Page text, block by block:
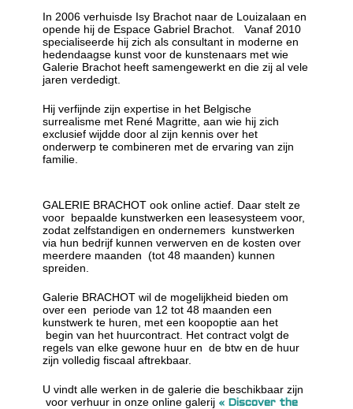
In 2006 verhuisde Isy Brachot naar de Louizalaan en
opende hij de Espace Gabriel Brachot. Vanaf 2010
specialiseerde hij zich als consultant in moderne en
hedendaagse kunst voor de kunstenaars met wie
Galerie Brachot heeft samengewerkt en die zij al vele
jaren verdedigt.
Hij verfijnde zijn expertise in het Belgische
surrealisme met René Magritte, aan wie hij zich
exclusief wijdde door al zijn kennis over het
onderwerp te combineren met de ervaring van zijn
familie.
GALERIE BRACHOT ook online actief. Daar stelt ze
voor bepaalde kunstwerken een leasesysteem voor,
zodat zelfstandigen en ondernemers kunstwerken
via hun bedrijf kunnen verwerven en de kosten over
meerdere maanden (tot 48 maanden) kunnen
spreiden.
Galerie BRACHOT wil de mogelijkheid bieden om
over een periode van 12 tot 48 maanden een
kunstwerk te huren, met een koopoptie aan het
begin van het huurcontract. Het contract volgt de
regels van elke gewone huur en de btw en de huur
zijn volledig fiscaal aftrekbaar.
U vindt alle werken in de galerie die beschikbaar zijn
voor verhuur in onze online galerij « Discover the